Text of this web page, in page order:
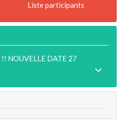
Liste participants